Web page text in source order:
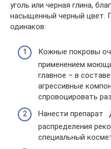
уголь или черная глина,
насыщенный черный цвет.
одинаков:
Кожные покровы
применением
главное – в
агрессивные
спровоцировать
Нанести препарат .
распределения
специальный